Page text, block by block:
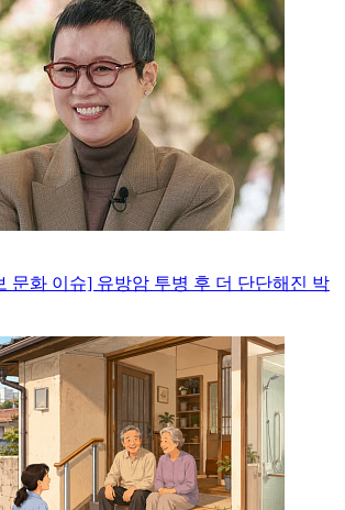
문화 이슈] 유방암 투병 후 더 단단해진 박